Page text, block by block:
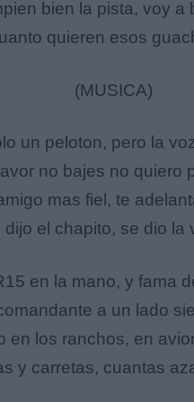
bien la pista, voy a
quieren esos
(MUSICA)
un peloton, pero la
no bajes no quiero
mas fiel, te
dijo el chapito, se dio la
en la mano, y fama
a un lado
en los ranchos, en
y carretas, cuantas